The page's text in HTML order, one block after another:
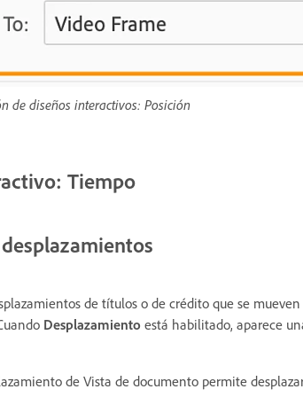
de diseños interactivos: Posición
Tiempo
de títulos o de crédito que se
Desplazamiento está habilitado, aparece
de Vista de documento permite